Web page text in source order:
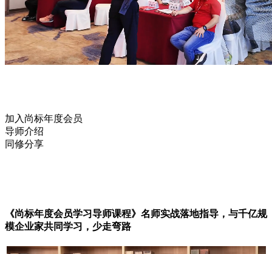
加入尚标年度会员
导师介绍
同修分享
《尚标年度会员学习导师课程》名师实战落地指导，与千亿规
模企业家共同学习，少走弯路